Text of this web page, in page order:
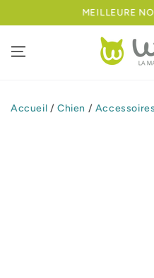
MEILLEURE
Accueil / Chien /